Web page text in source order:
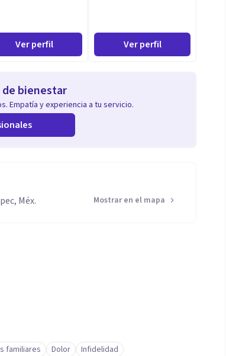
Ver perfil Ver perfil
bienestar
Empatía y experiencia a tu servicio.
Méx.
Mostrar en el mapa
familiares Dolor
Infidelidad